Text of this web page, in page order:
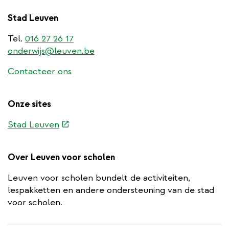
Stad Leuven
Tel. 016 27 26 17
onderwijs@leuven.be
Contacteer ons
Onze sites
Stad Leuven (externe
Over Leuven voor scholen
Leuven voor scholen bundelt de activiteiten,
lespakketten en andere ondersteuning van de stad
voor scholen.